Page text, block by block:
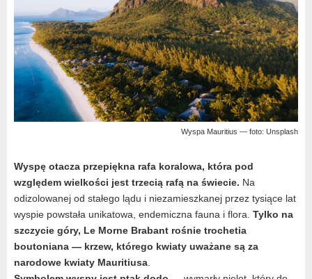
Wyspa Mauritius — foto: Unsplash
Wyspę otacza przepiękna rafa koralowa, która pod
względem wielkości jest trzecią rafą na świecie. Na
odizolowanej od stałego lądu i niezamieszkanej przez tysiące lat
wyspie powstała unikatowa, endemiczna fauna i flora. Tylko na
szczycie góry, Le Morne Brabant rośnie trochetia
boutoniana — krzew, którego kwiaty uważane są za
narodowe kwiaty Mauritiusa.